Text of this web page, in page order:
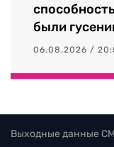
были
06.08.2026 /
Выходные данные